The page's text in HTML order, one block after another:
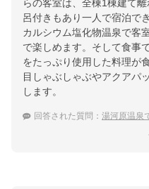
らの客室は、全棟1棟建て
呂付きもあり一人で宿泊で
カルシウム塩化物温泉で客
で楽しめます。そして食事
をたっぷり使用した料理が
目しゃぶしゃぶやアクアパ
します。
回答された質問： 湯河原温泉で1